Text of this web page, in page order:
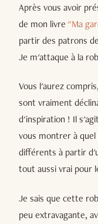
Après vous avoir
de mon livre"Ma
partir des patrons
Je m'attaque à la
Vous l'aurez
sont vraiment
d'inspiration ! Il
vous montrer à
différents à partir
tout aussi vrai pour
Je sais que cette
peu extravagante,